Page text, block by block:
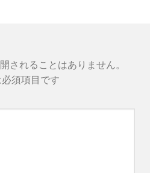
されることはありません。
須項目です